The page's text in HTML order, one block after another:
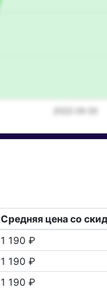
Средняя цена со
1 190 ₽
1 190 ₽
1 190 ₽